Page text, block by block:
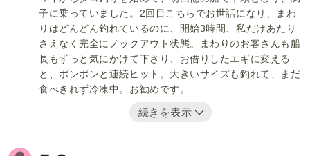
子に乗っていました。2回目こちらでお世話になり、まわ
りはどんどん釣れているのに、開始3時間、私だけあたり
さえなく完全にノックアウト状態。まわりのお客さんも船
長もずっと気にかけて下さり、お借りしたエギに変える
と、ポンポンと連続ヒット。大きいサイズも釣れて、まだ
食べきれず冷凍中。お勧めです。
続きを表示